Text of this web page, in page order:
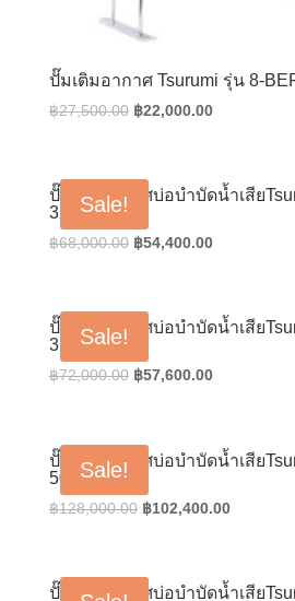
ปั๊มเติมอากาศ Tsurumi รุ่น 8-
฿27,500.00 Original
฿27,500.00.
฿22,000.00Current
฿22,000.00.
Sale!
ปั๊มเติมอากาศบ่อบำบัดน้ำเสีย
32TRN2.75
฿68,000.00 Original
฿68,000.00.
฿54,400.00Current
฿54,400.00.
Sale!
ปั๊มเติมอากาศบ่อบำบัดน้ำเสีย
32TRN21.5
฿72,000.00 Original
฿72,000.00.
฿57,600.00Current
฿57,600.00.
Sale!
ปั๊มเติมอากาศบ่อบำบัดน้ำเสีย
50TRN42.2
฿128,000.00 Original
฿128,000.00.
฿102,400.00Current
฿
ปั๊มเติมอากาศบ่อบำบัดน้ำเสีย